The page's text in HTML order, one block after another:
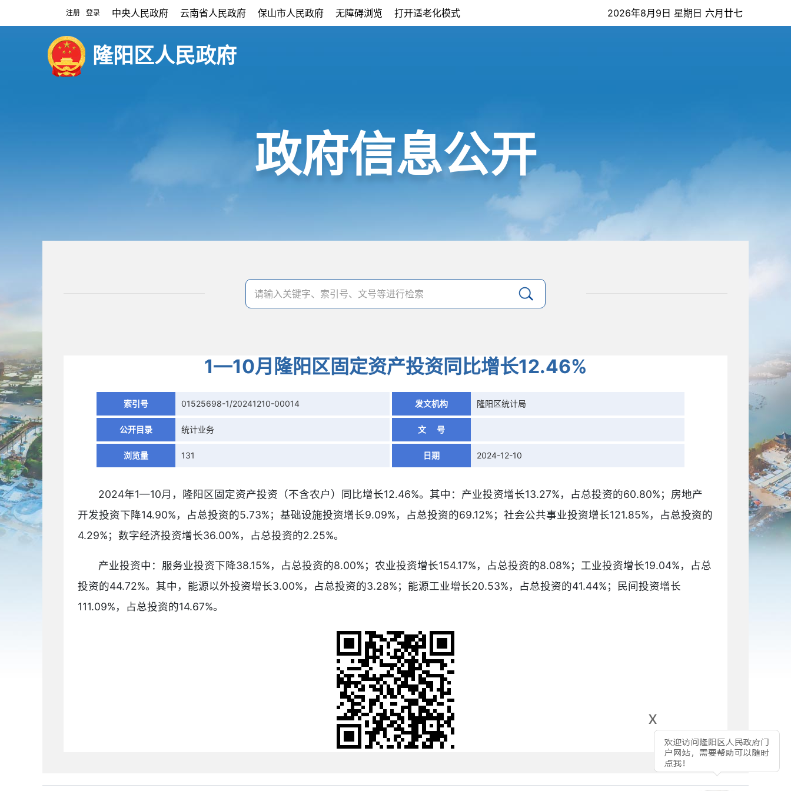
注册 登录
x
中央人民政府 云南省人民政府 保山市人民政府 无障碍浏览 打开适老化模式 2026年8月9日 星期日 六月廿七
隆阳区人民政府
政府信息公开
1—10月隆阳区固定资产投资同比增长12.46%
索引号 01525698-1/20241210-00014 发文机构 隆阳区统计局
公开目录 统计业务 文 号
浏览量 131 日期 2024-12-10
2024年1—10月，隆阳区固定资产投资（不含农户）同比增长12.46%。其中：产业投资增长13.27%，占总投资的60.80%；房地产
开发投资下降14.90%，占总投资的5.73%；基础设施投资增长9.09%，占总投资的69.12%；社会公共事业投资增长121.85%，占总投资的
4.29%；数字经济投资增长36.00%，占总投资的2.25%。
产业投资中：服务业投资下降38.15%，占总投资的8.00%；农业投资增长154.17%，占总投资的8.08%；工业投资增长19.04%，占总
投资的44.72%。其中，能源以外投资增长3.00%，占总投资的3.28%；能源工业增长20.53%，占总投资的41.44%；民间投资增长
111.09%，占总投资的14.67%。